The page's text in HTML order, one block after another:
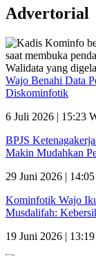
Advertorial
Wajo Benahi Data
Diskominfotik
6 Juli 2026 | 15:23
BPJS
Makin Mudahkan
29 Juni 2026 |
Kominfotik Wajo
Musdalifah:
19 Juni 2026 |